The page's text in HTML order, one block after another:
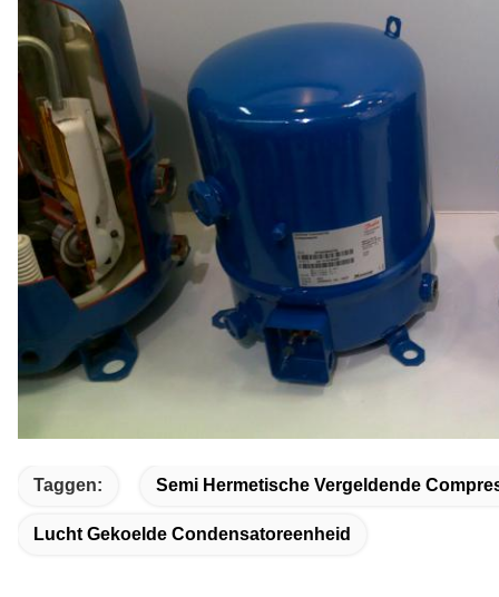
Taggen: Semi Hermetische Vergeldende
Lucht Gekoelde Condensatoreenheid